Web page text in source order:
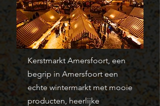
Kerstmarkt Amersfoort, een
begrip in Amersfoort een
echte wintermarkt met mooie
producten, heerlijke